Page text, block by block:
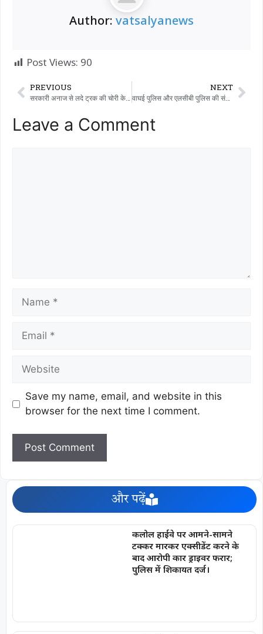
Author: vatsalyanews
Post Views: 90
PREVIOUS
सरकारी अनाज से लदे ट्रक की चोरी के मामले में एक साल से वांछित अंतरराज्यीय गिरोह के आरोपी को वाघई पुलिस की टीम ने धरदबोचा।
NEXT
वाघई पुलिस और एलसीबी पुलिस की संयुक्त टीम ने वनकर्मी की हत्या की गुत्थी सुलझाई:- तीन लकड़ी चोर पकड़े गए..
Leave a Comment
Save my name, email, and website in this
browser for the next time I comment.
और पढ़ें
कलोल हाईवे पर आमने-सामने
टक्कर मारकर एक्सीडेंट करने के
बाद आरोपी कार ड्राइवर फरार;
पुलिस में शिकायत दर्ज।